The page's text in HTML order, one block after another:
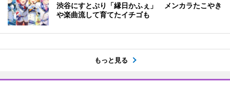
渋谷にすとぷり「縁日かふぇ」 メンカラたこやき
や楽曲流して育てたイチゴも
もっと見る